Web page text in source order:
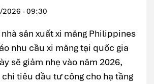
- 09:30
sản xuất xi măng Philippines
nhu cầu xi măng tại quốc gia
sẽ giảm nhẹ vào năm 2026,
tiêu đầu tư công cho hạ tầng